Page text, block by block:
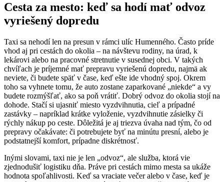
Cesta za mesto: keď sa hodí mať odvoz
vyriešený dopredu
Taxi sa nehodí len na presun v rámci ulíc Humenného. Často príde
vhod aj pri cestách do okolia – na návštevu rodiny, na úrad, k
lekárovi alebo na pracovné stretnutie v susednej obci. V takých
chvíľach je príjemné mať prepravu vyriešenú dopredu, najmä ak
neviete, či budete späť v čase, keď ešte ide vhodný spoj. Okrem
toho sa vyhnete tomu, že auto zostane zaparkované „niekde“ a vy
budete rozmýšľať, ako sa poň vrátiť. Dobrý odvoz do okolia stojí na
dohode. Stačí si ujasniť miesto vyzdvihnutia, cieľ a prípadné
zastávky – napríklad krátke vyloženie, vyzdvihnutie zásielky či
rýchly nákup po ceste. Dôležitá je aj triezva úvaha nad tým, čo od
prepravy očakávate: či potrebujete byť na minútu presní, alebo je
podstatnejší komfort, prípadne diskrétnosť.
Inými slovami, taxi nie je len „odvoz“, ale služba, ktorá vie
zjednodušiť logistiku dňa. Práve pri cestách mimo mesta sa ukáže
hodnota spoľahlivosti. Keď sa vraciate večer alebo v čase, keď je